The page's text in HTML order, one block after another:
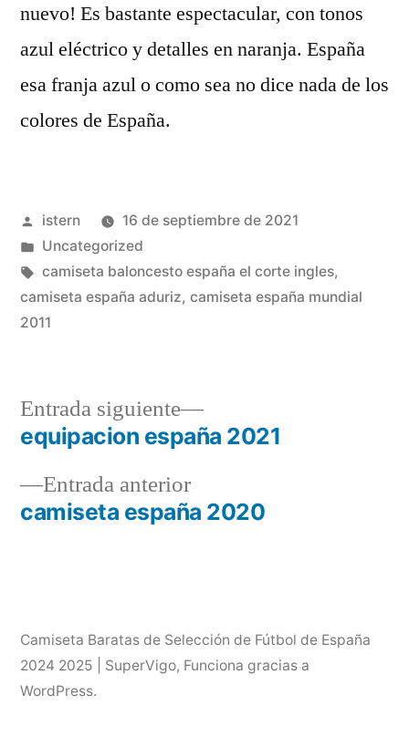
nuevo! Es bastante espectacular, con tonos
azul eléctrico y detalles en naranja. España
esa franja azul o como sea no dice nada de los
colores de España.
Publicado
por
istern
16 de septiembre de 2021
Publicado
en
Uncategorized
Etiquetas:
camiseta baloncesto españa el corte ingles,
camiseta españa aduriz, camiseta españa mundial
2011
Navegación
deEntrada anteriorEntrada
anterior:
camiseta españa 2020
Entrada siguiente
Entrada
siguiente:
equipacion españa 2021
Camiseta Baratas de Selección de Fútbol de España
2024 2025 | SuperVigo, Funciona gracias a
WordPress.